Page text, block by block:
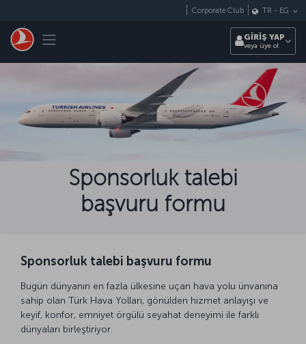
Toggle navigation
Corporate Club TR - EG
GİRİŞ YAP
veya üye ol
Sponsorluk talebi
başvuru formu
Sponsorluk talebi başvuru formu
Bugün dünyanın en fazla ülkesine uçan hava yolu ünvanına
sahip olan Türk Hava Yolları, gönülden hizmet anlayışı ve
keyif, konfor, emniyet örgülü seyahat deneyimi ile farklı
dünyaları birleştiriyor.